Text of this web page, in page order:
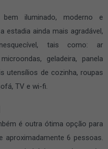
iluminado, moderno e
estadia ainda mais agradável,
tais como: ar
geladeira, panela
utensílios de cozinha, roupas
TV e wi-fi.
é outra ótima opção para
6 pessoas.